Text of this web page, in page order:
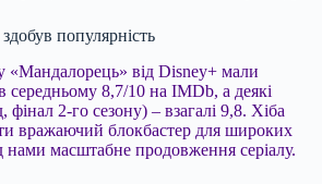
популярність
«Мандалорець» від Disney+ мали
середньому 8,7/10 на IMDb, а деякі
фінал 2-го сезону) – взагалі 9,8. Хіба
вражаючий блокбастер для широких
нами масштабне продовження серіалу.